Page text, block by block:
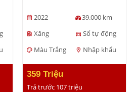
calendar_month 2022 39.000 km
ev_station Xăng directions_car Số tự động
palette Màu Trắng location_on Nhập khẩu
359 Triệu
Trả trước 107 triệu